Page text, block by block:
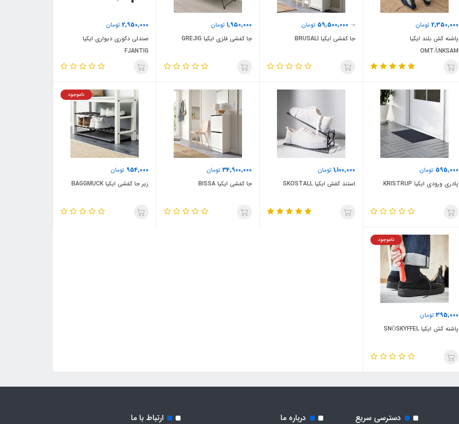
2,350,000 تومان
پاشنه کش بلند ایکیا
OMTÄNKSAM
0
59,500,000 تومان
جا کفشی ایکیا BRUSALI
1,950,000 تومان
جا کفشی فلزی ایکیا GREJIG
2,950,000 تومان
صندلی دکوری دیواری ایکیا
FJANTIG
595,000 تومان
پادری ورودی ایکیا KRISTRUP
1,100,000 تومان
استند کفش ایکیا SKOSTALL
34,900,000 تومان
جا کفشی ایکیا BISSA
954,000 تومان
ناموجود
زیر جا کفشی ایکیا BAGGMUCK
395,000 تومان
ناموجود
پاشنه کش ایکیا SNÖSKYFFEL
دسترسی سریع درباره ما ارتباط با ما